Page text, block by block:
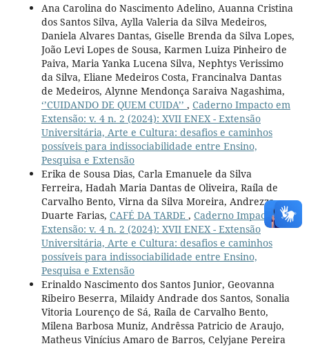
Ana Carolina do Nascimento Adelino, Auanna Cristina
dos Santos Silva, Aylla Valeria da Silva Medeiros,
Daniela Alvares Dantas, Giselle Brenda da Silva Lopes,
João Levi Lopes de Sousa, Karmen Luiza Pinheiro de
Paiva, Maria Yanka Lucena Silva, Nephtys Verissimo
da Silva, Eliane Medeiros Costa, Francinalva Dantas
de Medeiros, Alynne Mendonça Saraiva Nagashima,
‘’CUIDANDO DE QUEM CUIDA’’ , Caderno Impacto em
Extensão: v. 4 n. 2 (2024): XVII ENEX - Extensão
Universitária, Arte e Cultura: desafios e caminhos
possíveis para indissociabilidade entre Ensino,
Pesquisa e Extensão
Erika de Sousa Dias, Carla Emanuele da Silva
Ferreira, Hadah Maria Dantas de Oliveira, Raíla de
Carvalho Bento, Virna da Silva Moreira, Andrezza
Duarte Farias, CAFÉ DA TARDE , Caderno Impacto em
Extensão: v. 4 n. 2 (2024): XVII ENEX - Extensão
Universitária, Arte e Cultura: desafios e caminhos
possíveis para indissociabilidade entre Ensino,
Pesquisa e Extensão
Erinaldo Nascimento dos Santos Junior, Geovanna
Ribeiro Beserra, Milaidy Andrade dos Santos, Sonalia
Vitoria Lourenço de Sá, Raíla de Carvalho Bento,
Milena Barbosa Muniz, Andrêssa Patricio de Araujo,
Matheus Vinícius Amaro de Barros, Celyjane Pereira